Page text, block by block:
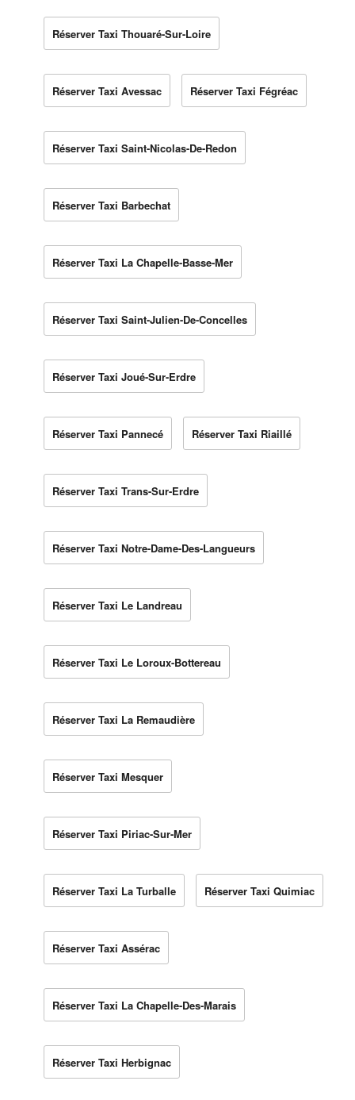
Réserver Taxi Thouaré-Sur-Loire
Réserver Taxi Avessac Réserver Taxi Fégréac
Réserver Taxi Saint-Nicolas-De-Redon
Réserver Taxi Barbechat
Réserver Taxi La Chapelle-Basse-Mer
Réserver Taxi Saint-Julien-De-Concelles
Réserver Taxi Joué-Sur-Erdre
Réserver Taxi Pannecé Réserver Taxi Riaillé
Réserver Taxi Trans-Sur-Erdre
Réserver Taxi Notre-Dame-Des-Langueurs
Réserver Taxi Le Landreau
Réserver Taxi Le Loroux-Bottereau
Réserver Taxi La Remaudière
Réserver Taxi Mesquer
Réserver Taxi Piriac-Sur-Mer
Réserver Taxi La Turballe Réserver Taxi Quimiac
Réserver Taxi Assérac
Réserver Taxi La Chapelle-Des-Marais
Réserver Taxi Herbignac